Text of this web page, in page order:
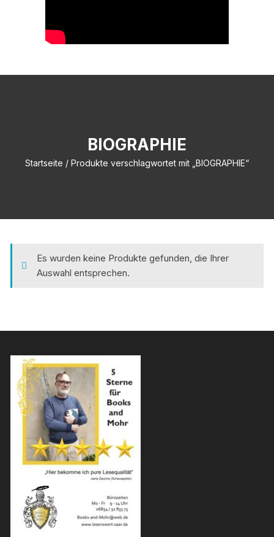
BIOGRAPHIE
Startseite / Produkte verschlagwortet mit „BIOGRAPHIE“
Es wurden keine Produkte gefunden, die Ihrer
Auswahl entsprechen.